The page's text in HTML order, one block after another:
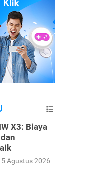
X3: Biaya
5 Agustus 2026